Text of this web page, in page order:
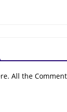
All the